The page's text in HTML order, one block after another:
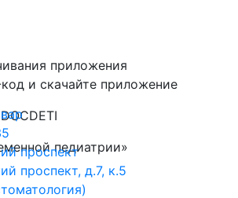
проспект
проспект, д.7, к.5
и скачайте приложение
педиатрии»